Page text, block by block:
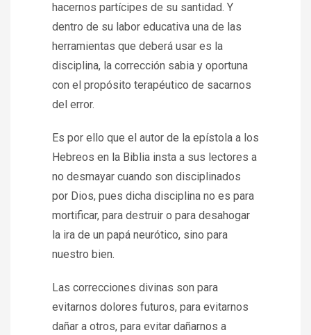
hacernos partícipes de su santidad. Y
dentro de su labor educativa una de las
herramientas que deberá usar es la
disciplina, la corrección sabia y oportuna
con el propósito terapéutico de sacarnos
del error.
Es por ello que el autor de la epístola a los
Hebreos en la Biblia insta a sus lectores a
no desmayar cuando son disciplinados
por Dios, pues dicha disciplina no es para
mortificar, para destruir o para desahogar
la ira de un papá neurótico, sino para
nuestro bien.
Las correcciones divinas son para
evitarnos dolores futuros, para evitarnos
dañar a otros, para evitar dañarnos a